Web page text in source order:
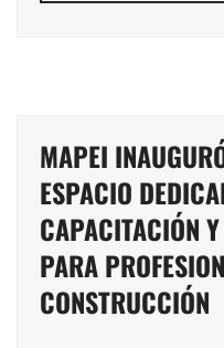
MAPEI
ESPACIO
CAPACITACIÓN
PARA
CONSTRUCCIÓN